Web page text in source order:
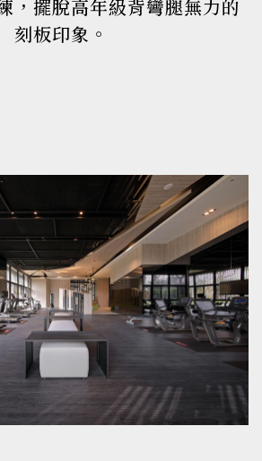
，擺脫高年級背彎腿無力的
刻板印象。